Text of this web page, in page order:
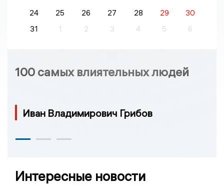
24
25 26 27 28 29
30
31
1 2 3 4 5 6
100 самых влиятельных людей
Иван Владимирович Грибов
Интересные новости